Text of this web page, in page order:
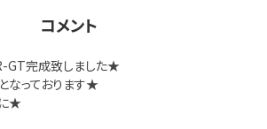
コメント
GT完成致しました★
なっております★
★